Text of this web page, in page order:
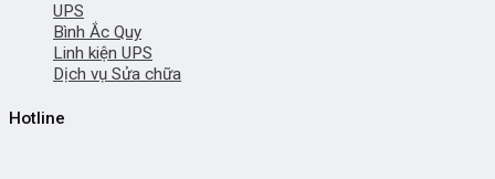
UPS
Bình Ắc Quy
Linh kiện UPS
Dịch vụ Sửa chữa
Hotline